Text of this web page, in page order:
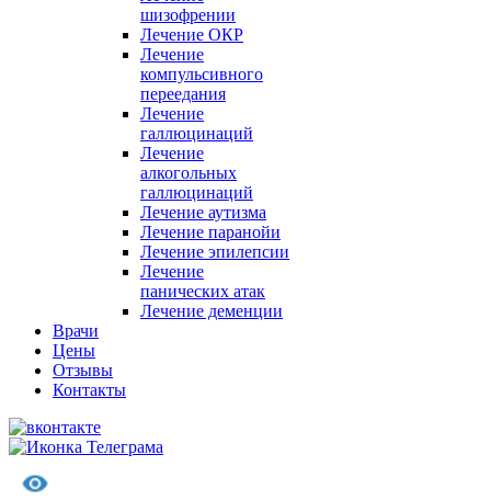
шизофрении
Лечение ОКР
Лечение
компульсивного
переедания
Лечение
галлюцинаций
Лечение
алкогольных
галлюцинаций
Лечение аутизма
Лечение паранойи
Лечение эпилепсии
Лечение
панических атак
Лечение деменции
Врачи
Цены
Отзывы
Контакты